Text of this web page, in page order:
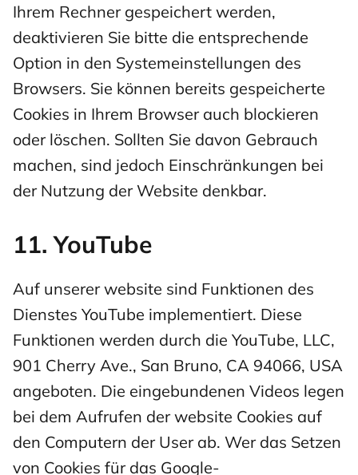
Ihrem Rechner gespeichert werden,
deaktivieren Sie bitte die entsprechende
Option in den Systemeinstellungen des
Browsers. Sie können bereits gespeicherte
Cookies in Ihrem Browser auch blockieren
oder löschen. Sollten Sie davon Gebrauch
machen, sind jedoch Einschränkungen bei
der Nutzung der Website denkbar.
11. YouTube
Auf unserer website sind Funktionen des
Dienstes YouTube implementiert. Diese
Funktionen werden durch die YouTube, LLC,
901 Cherry Ave., San Bruno, CA 94066, USA
angeboten. Die eingebundenen Videos legen
bei dem Aufrufen der website Cookies auf
den Computern der User ab. Wer das Setzen
von Cookies für das Google-